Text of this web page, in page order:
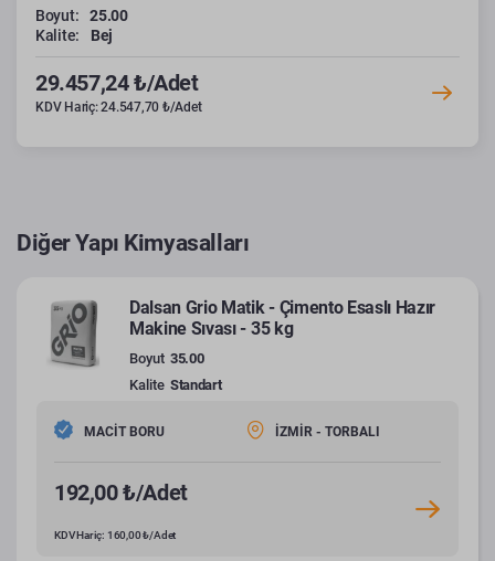
Boyut:
25.00
Kalite:
Bej
29.457,24 ₺/Adet
KDV Hariç: 24.547,70 ₺/Adet
Diğer Yapı Kimyasalları
Dalsan Grio Matik - Çimento Esaslı Hazır
Makine Sıvası - 35 kg
Boyut 35.00
Kalite Standart
MACİT BORU İZMİR - TORBALI
192,00 ₺/Adet
KDV Hariç: 160,00 ₺/Adet